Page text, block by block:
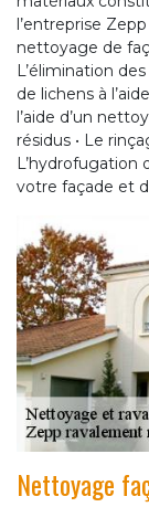
l’entreprise
nettoyage de
L’élimination
de lichens à
l’aide d’un
résidus • Le
votre façade et
Nettoyage